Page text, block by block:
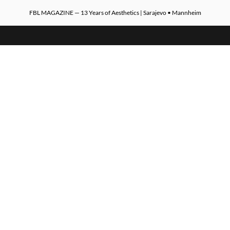
FBL MAGAZINE — 13 Years of Aesthetics | Sarajevo • Mannheim